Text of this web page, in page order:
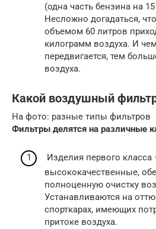
(одна часть бензина на
Несложно догадаться,
объемом 60 литров
килограмм воздуха. И
передвигается, тем
воздуха.
Какой воздушный
На фото: разные типы фильтров
Фильтры делятся на различные
Изделия первого класса
высококачественные,
полноценную очистку
Устанавливаются на
спорткарах, имеющих
притоке воздуха.